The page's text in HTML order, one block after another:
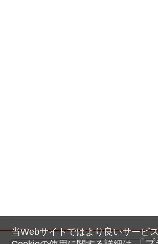
当Webサイトではより良いサービ